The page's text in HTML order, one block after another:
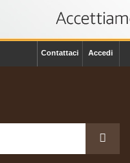
Accedi
Contattaci